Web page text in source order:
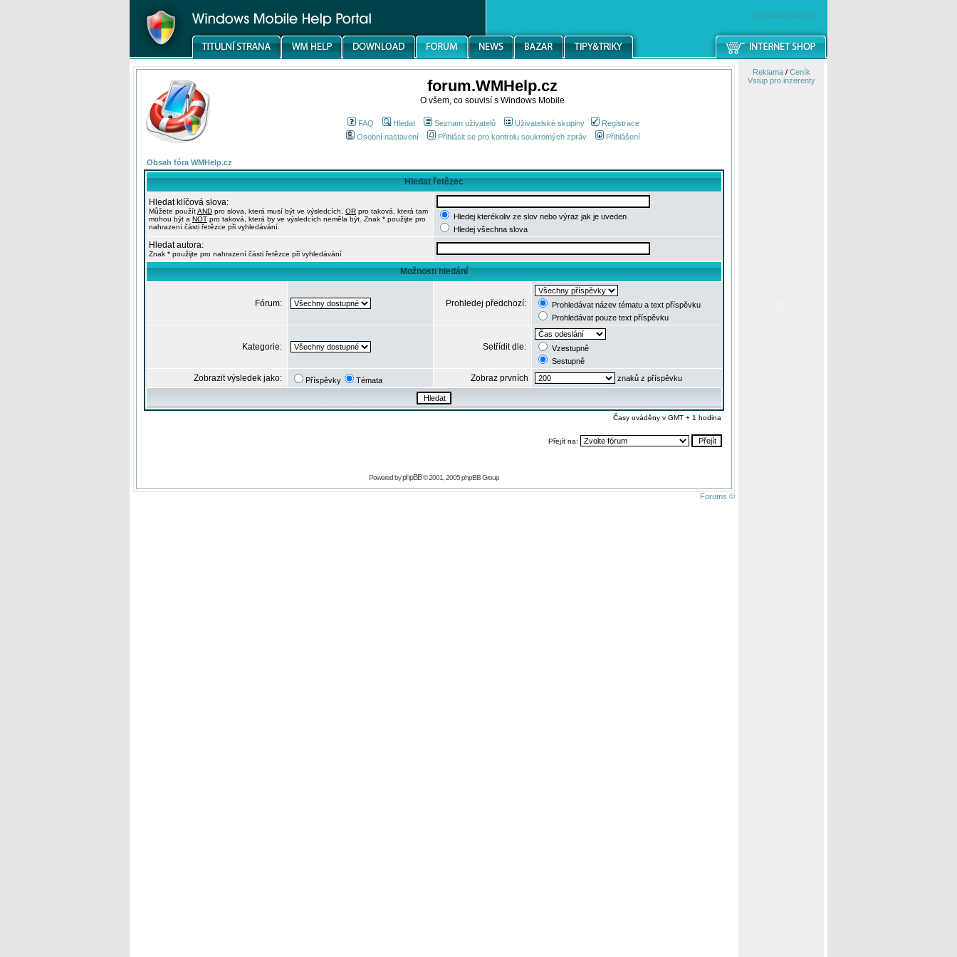
windowsmobile.cz
forum.WMHelp.cz
O všem, co souvisí s Windows Mobile
FAQ Hledat Seznam uživatelů Uživatelské skupiny
Registrace
Osobní nastavení
Přihlásit se pro kontrolu soukromých zpráv Přihlášení
Obsah fóra WMHelp.cz
Hledat řetězec
Hledat klíčová slova:
Můžete použítAND pro slova, která musí být ve výsledcích, OR pro taková, která tam
mohou být a NOT pro taková, která by ve výsledcích neměla být. Znak * použijte pro
nahrazení části řetězce při vyhledávání.
Hledej kterékoliv ze slov nebo výraz jak je uveden
Hledej všechna slova
Hledat autora:
Znak * použijte pro nahrazení části řetězce při vyhledávání
Možnosti hledání
Fórum: Prohledej předchozí:
Prohledávat název tématu a text příspěvku
Prohledávat pouze text příspěvku
Kategorie: Setřídit dle:
Vzestupně
Sestupně
Zobrazit výsledek jako: Příspěvky Témata Zobraz prvních znaků z příspěvku
Časy uváděny v GMT + 1 hodina
Přejít na:
Powered byphpBB© 2001, 2005 phpBB Group
Forums ©
Reklama/ Ceník
Vstup pro inzerenty